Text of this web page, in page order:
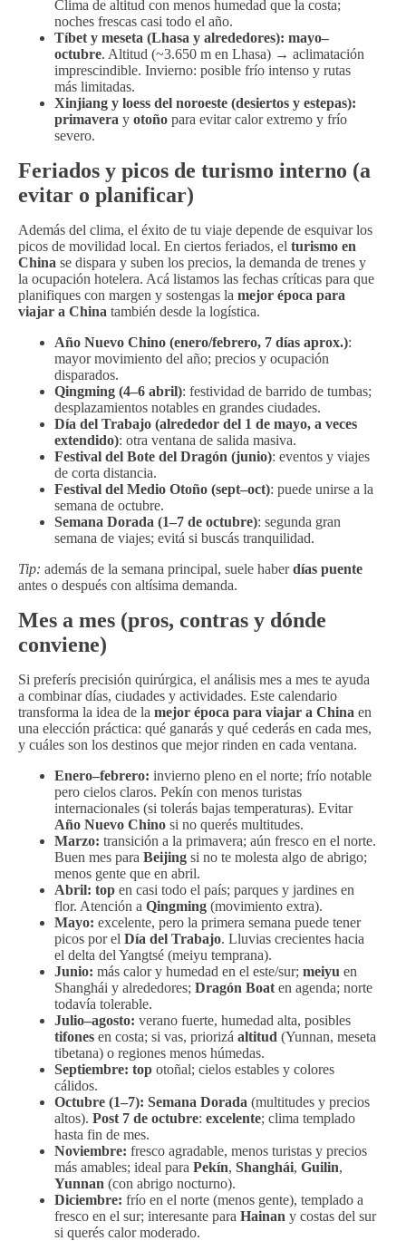
Clima de altitud con menos humedad que la costa;
noches frescas casi todo el año.
Tíbet y meseta (Lhasa y alrededores): mayo–
octubre. Altitud (~3.650 m en Lhasa) → aclimatación
imprescindible. Invierno: posible frío intenso y rutas
más limitadas.
Xinjiang y loess del noroeste (desiertos y estepas):
primavera y otoño para evitar calor extremo y frío
severo.
Feriados y picos de turismo interno (a
evitar o planificar)
Además del clima, el éxito de tu viaje depende de esquivar los
picos de movilidad local. En ciertos feriados, el turismo en
China se dispara y suben los precios, la demanda de trenes y
la ocupación hotelera. Acá listamos las fechas críticas para que
planifiques con margen y sostengas la mejor época para
viajar a China también desde la logística.
Año Nuevo Chino (enero/febrero, 7 días aprox.):
mayor movimiento del año; precios y ocupación
disparados.
Qingming (4–6 abril): festividad de barrido de tumbas;
desplazamientos notables en grandes ciudades.
Día del Trabajo (alrededor del 1 de mayo, a veces
extendido): otra ventana de salida masiva.
Festival del Bote del Dragón (junio): eventos y viajes
de corta distancia.
Festival del Medio Otoño (sept–oct): puede unirse a la
semana de octubre.
Semana Dorada (1–7 de octubre): segunda gran
semana de viajes; evitá si buscás tranquilidad.
Tip: además de la semana principal, suele haberdías puente
antes o después con altísima demanda.
Mes a mes (pros, contras y dónde
conviene)
Si preferís precisión quirúrgica, el análisis mes a mes te ayuda
a combinar días, ciudades y actividades. Este calendario
transforma la idea de la mejor época para viajar a China en
una elección práctica: qué ganarás y qué cederás en cada mes,
y cuáles son los destinos que mejor rinden en cada ventana.
Enero–febrero: invierno pleno en el norte; frío notable
pero cielos claros. Pekín con menos turistas
internacionales (si tolerás bajas temperaturas). Evitar
Año Nuevo Chino si no querés multitudes.
Marzo: transición a la primavera; aún fresco en el norte.
Buen mes para Beijing si no te molesta algo de abrigo;
menos gente que en abril.
Abril: top en casi todo el país; parques y jardines en
flor. Atención a Qingming (movimiento extra).
Mayo: excelente, pero la primera semana puede tener
picos por el Día del Trabajo. Lluvias crecientes hacia
el delta del Yangtsé (meiyu temprana).
Junio: más calor y humedad en el este/sur; meiyu en
Shanghái y alrededores; Dragón Boat en agenda; norte
todavía tolerable.
Julio–agosto: verano fuerte, humedad alta, posibles
tifones en costa; si vas, priorizá altitud (Yunnan, meseta
tibetana) o regiones menos húmedas.
Septiembre: top otoñal; cielos estables y colores
cálidos.
Octubre (1–7): Semana Dorada (multitudes y precios
altos). Post 7 de octubre: excelente; clima templado
hasta fin de mes.
Noviembre: fresco agradable, menos turistas y precios
más amables; ideal para Pekín, Shanghái, Guilin,
Yunnan (con abrigo nocturno).
Diciembre: frío en el norte (menos gente), templado a
fresco en el sur; interesante para Hainan y costas del sur
si querés calor moderado.